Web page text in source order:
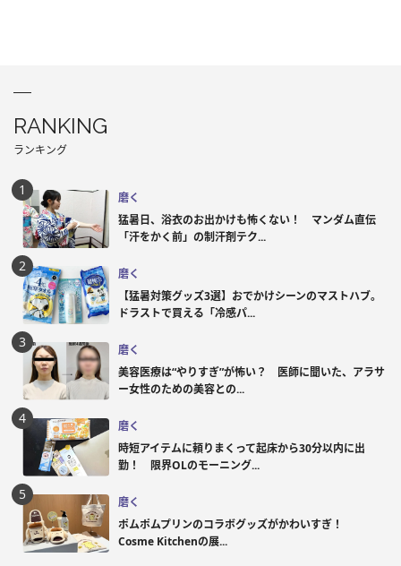
RANKING
ランキング
磨く
猛暑日、浴衣のお出かけも怖くない！ マンダム直伝
「汗をかく前」の制汗剤テク...
磨く
【猛暑対策グッズ3選】おでかけシーンのマストハブ。
ドラストで買える「冷感パ...
磨く
美容医療は“やりすぎ”が怖い？ 医師に聞いた、アラサ
ー女性のための美容との...
磨く
時短アイテムに頼りまくって起床から30分以内に出
勤！ 限界OLのモーニング...
磨く
ポムポムプリンのコラボグッズがかわいすぎ！
Cosme Kitchenの展...